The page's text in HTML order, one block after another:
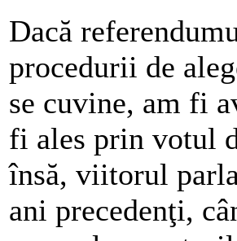
Dacă
procedurii de
se cuvine, am fi
fi ales prin votul
însă, viitorul
ani precedenţi,